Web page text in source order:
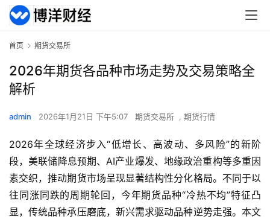
首页 期货交易所
2026年期货各品种市场走势及交易策略全
解析
admin 2026年1月21日 下午5:07 期货交易所 , 期货行情
2026年全球经济步入“低增长、高波动、多风险”的新阶
段，美联储降息预期、AI产业爆发、地缘政治重构等多重因
素交织，推动期货市场呈现显著结构性分化格局。不同于以
往同涨同跌的周期轮回，今年期货品种“冷热不均”特征凸
显，传统品种承压磨底，新兴需求驱动品种逆势走强。本文